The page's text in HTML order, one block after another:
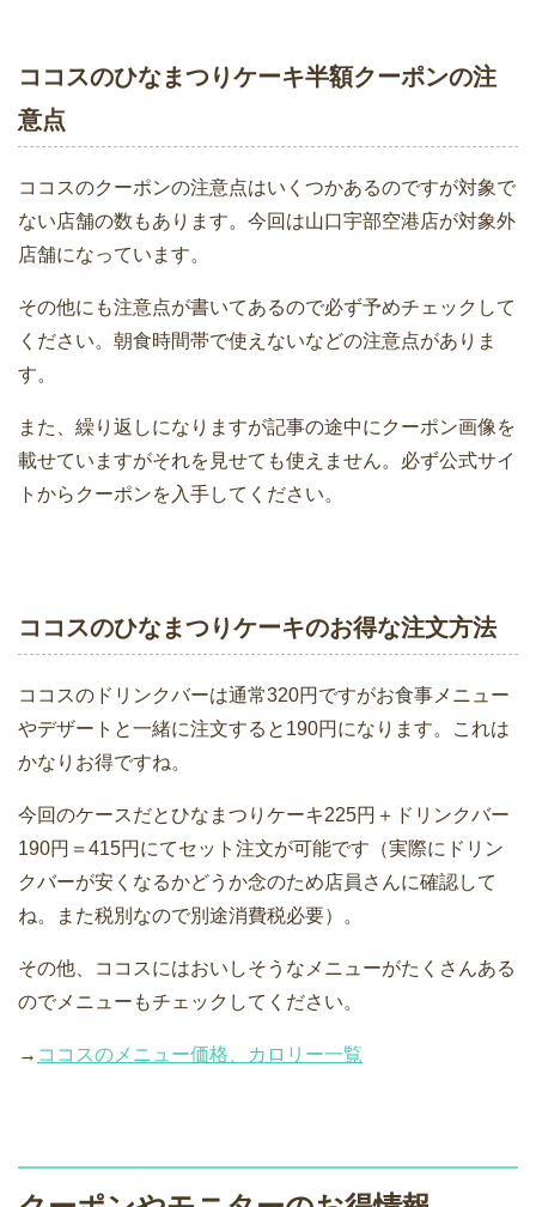
ココスのひなまつりケーキ半額クーポンの注
意点
ココスのクーポンの注意点はいくつかあるのですが対象で
ない店舗の数もあります。今回は山口宇部空港店が対象外
店舗になっています。
その他にも注意点が書いてあるので必ず予めチェックして
ください。朝食時間帯で使えないなどの注意点がありま
す。
また、繰り返しになりますが記事の途中にクーポン画像を
載せていますがそれを見せても使えません。必ず公式サイ
トからクーポンを入手してください。
ココスのひなまつりケーキのお得な注文方法
ココスのドリンクバーは通常320円ですがお食事メニュー
やデザートと一緒に注文すると190円になります。これは
かなりお得ですね。
今回のケースだとひなまつりケーキ225円＋ドリンクバー
190円＝415円にてセット注文が可能です（実際にドリン
クバーが安くなるかどうか念のため店員さんに確認して
ね。また税別なので別途消費税必要）。
その他、ココスにはおいしそうなメニューがたくさんある
のでメニューもチェックしてください。
→ ココスのメニュー価格、カロリー一覧